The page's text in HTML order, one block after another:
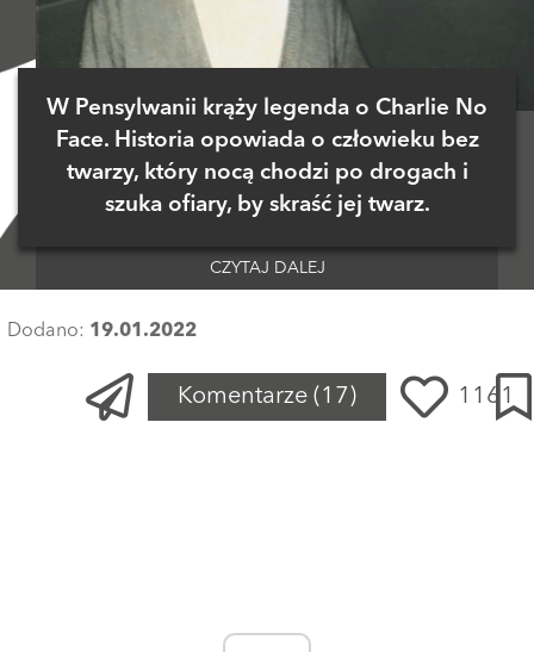
W Pensylwanii krąży legenda o Charlie No
Face. Historia opowiada o człowieku bez
twarzy, który nocą chodzi po drogach i
szuka ofiary, by skraść jej twarz.
CZYTAJ DALEJ
Dodano: 19.01.2022
Komentarze (17) 1161